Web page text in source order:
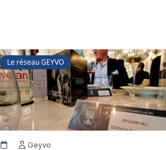
Le réseau GEYVO
Geyvo